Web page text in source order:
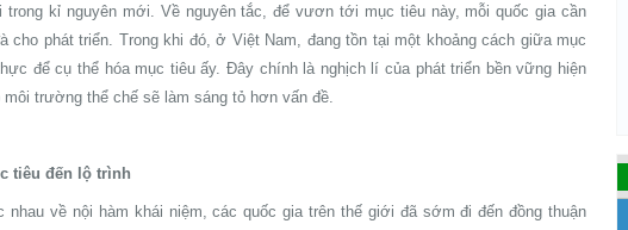
kỉ nguyên mới. Về nguyên tắc, để vươn tới mục tiêu này, mỗi quốc gia cần
cho phát triển. Trong khi đó, ở Việt Nam, đang tồn tại một khoảng cách giữa mục
để cụ thể hóa mục tiêu ấy. Đây chính là nghịch lí của phát triển bền vững hiện
trường thể chế sẽ làm sáng tỏ hơn vấn đề.
tiêu đến lộ trình
nhau về nội hàm khái niệm, các quốc gia trên thế giới đã sớm đi đến đồng thuận